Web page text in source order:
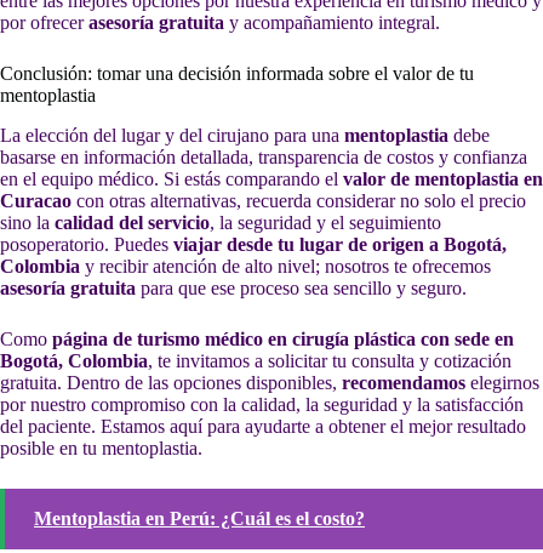
por ofrecerasesoría gratuita y acompañamiento integral.
Conclusión: tomar una decisión informada sobre el valor de tu
mentoplastia
La elección del lugar y del cirujano para una mentoplastia debe
basarse en información detallada, transparencia de costos y confianza
en el equipo médico. Si estás comparando el valor de mentoplastia en
Curacao con otras alternativas, recuerda considerar no solo el precio
sino la calidad del servicio, la seguridad y el seguimiento
posoperatorio. Puedes viajar desde tu lugar de origen a Bogotá,
Colombia y recibir atención de alto nivel; nosotros te ofrecemos
asesoría gratuita para que ese proceso sea sencillo y seguro.
Como página de turismo médico en cirugía plástica con sede en
Bogotá, Colombia, te invitamos a solicitar tu consulta y cotización
gratuita. Dentro de las opciones disponibles, recomendamos elegirnos
por nuestro compromiso con la calidad, la seguridad y la satisfacción
del paciente. Estamos aquí para ayudarte a obtener el mejor resultado
posible en tu mentoplastia.
Mentoplastia en Perú: ¿Cuál es el costo?